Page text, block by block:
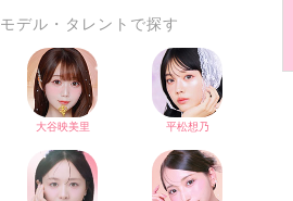
モデル・タレントで探す